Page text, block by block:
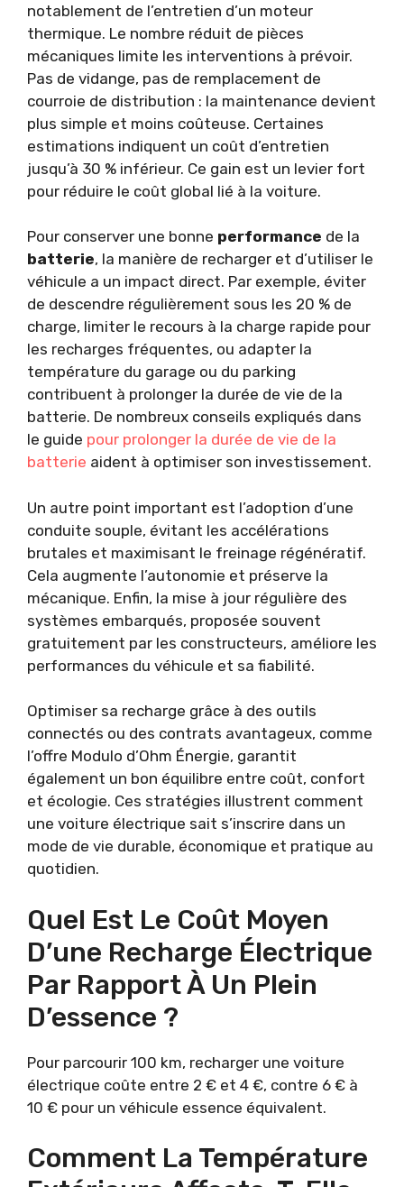
notablement de l’entretien d’un moteur
thermique. Le nombre réduit de pièces
mécaniques limite les interventions à prévoir.
Pas de vidange, pas de remplacement de
courroie de distribution : la maintenance devient
plus simple et moins coûteuse. Certaines
estimations indiquent un coût d’entretien
jusqu’à 30 % inférieur. Ce gain est un levier fort
pour réduire le coût global lié à la voiture.
Pour conserver une bonne performance de la
batterie, la manière de recharger et d’utiliser le
véhicule a un impact direct. Par exemple, éviter
de descendre régulièrement sous les 20 % de
charge, limiter le recours à la charge rapide pour
les recharges fréquentes, ou adapter la
température du garage ou du parking
contribuent à prolonger la durée de vie de la
batterie. De nombreux conseils expliqués dans
le guide pour prolonger la durée de vie de la
batterie aident à optimiser son investissement.
Un autre point important est l’adoption d’une
conduite souple, évitant les accélérations
brutales et maximisant le freinage régénératif.
Cela augmente l’autonomie et préserve la
mécanique. Enfin, la mise à jour régulière des
systèmes embarqués, proposée souvent
gratuitement par les constructeurs, améliore les
performances du véhicule et sa fiabilité.
Optimiser sa recharge grâce à des outils
connectés ou des contrats avantageux, comme
l’offre Modulo d’Ohm Énergie, garantit
également un bon équilibre entre coût, confort
et écologie. Ces stratégies illustrent comment
une voiture électrique sait s’inscrire dans un
mode de vie durable, économique et pratique au
quotidien.
Quel Est Le Coût Moyen
D’une Recharge Électrique
Par Rapport À Un Plein
D’essence ?
Pour parcourir 100 km, recharger une voiture
électrique coûte entre 2 € et 4 €, contre 6 € à
10 € pour un véhicule essence équivalent.
Comment La Température